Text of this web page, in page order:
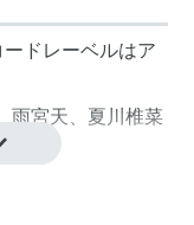
ドレーベルはア
雨宮天、夏川椎菜